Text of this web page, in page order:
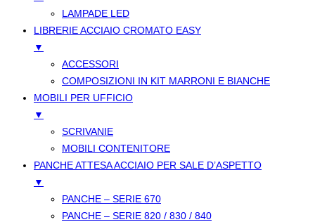
LAMPADE LED
LIBRERIE ACCIAIO CROMATO EASY
▼
ACCESSORI
COMPOSIZIONI IN KIT MARRONI E BIANCHE
MOBILI PER UFFICIO
▼
SCRIVANIE
MOBILI CONTENITORE
PANCHE ATTESA ACCIAIO PER SALE D’ASPETTO
▼
PANCHE – SERIE 670
PANCHE – SERIE 820 / 830 / 840